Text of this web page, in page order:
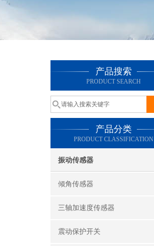
产品搜索
PRODUCT SEARCH
产品分类
PRODUCT CLASSIFICATION
振动传感器
倾角传感器
三轴加速度传感器
震动保护开关